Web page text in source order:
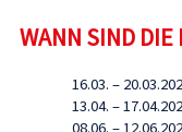
WANN SIND
16.03. –
13.04. –
08.06. –